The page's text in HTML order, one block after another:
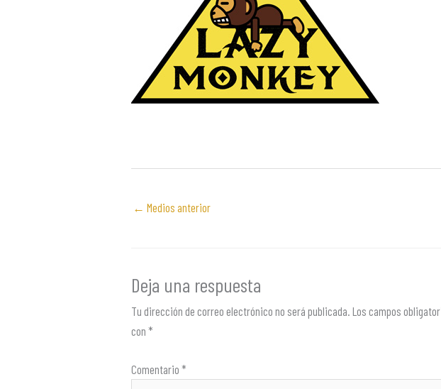
← Medios anterior
Deja una respuesta
Tu dirección de correo electrónico no será publicada. Los campos
con *
Comentario *